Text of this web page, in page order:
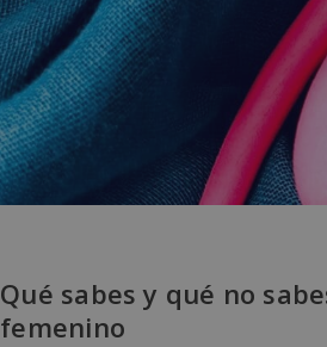
Qué sabes y qué no
femenino